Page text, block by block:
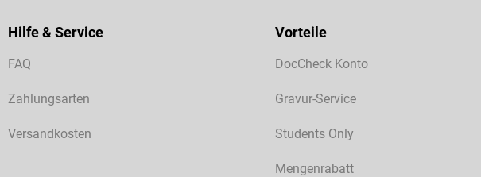
Hilfe & Service
FAQ
Zahlungsarten
Versandkosten
Vorteile
DocCheck Konto
Gravur-Service
Students Only
Mengenrabatt